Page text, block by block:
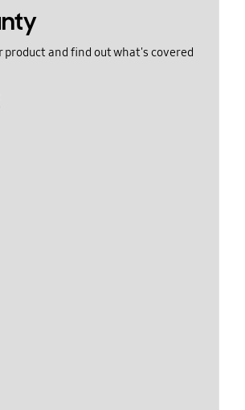
product and find out what's covered